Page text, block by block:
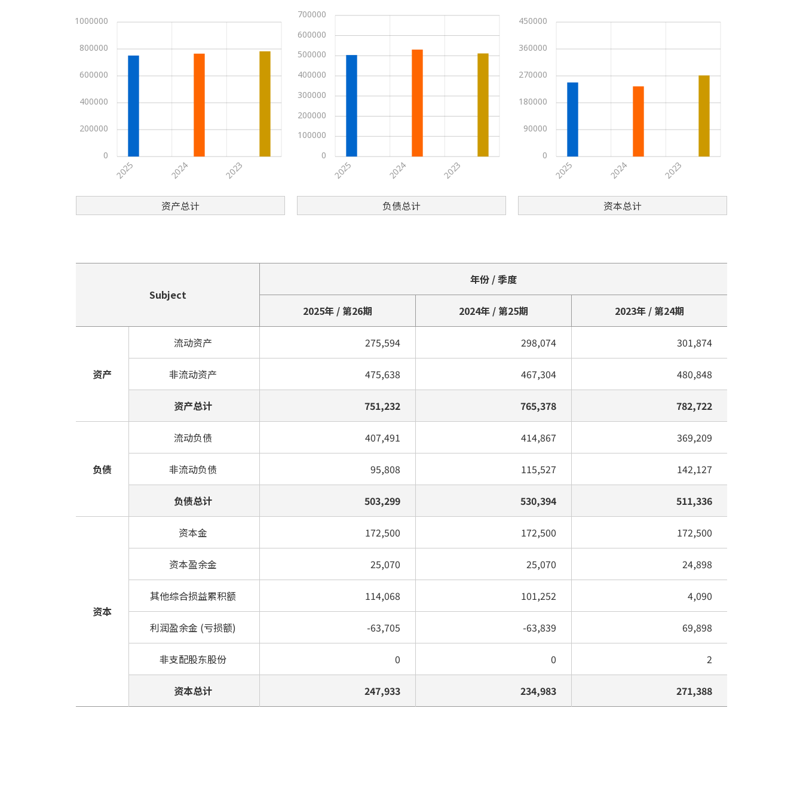
0
200000
400000
600000
800000
1000000
2025 2024 2023
资产总计
0
100000
200000
300000
400000
500000
600000
700000
2025 2024 2023
负债总计
0
90000
180000
270000
360000
450000
2025 2024 2023
资本总计
Subject
年份 / 季度
2025年 / 第26期 2024年 / 第25期 2023年 / 第24期
资产
流动资产 275,594 298,074 301,874
非流动资产 475,638 467,304 480,848
资产总计 751,232 765,378 782,722
负债
流动负债 407,491 414,867 369,209
非流动负债 95,808 115,527 142,127
负债总计 503,299 530,394 511,336
资本
资本金 172,500 172,500 172,500
资本盈余金 25,070 25,070 24,898
其他综合损益累积额 114,068 101,252 4,090
利润盈余金 (亏损额) -63,705 -63,839 69,898
非支配股东股份 0 0 2
资本总计 247,933 234,983 271,388